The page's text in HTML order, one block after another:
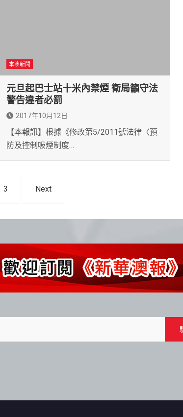
本澳新聞
元旦起巴士站十米內禁煙 衛局籲守法
警告違者必罰
2017年10月12日
【本報訊】根據《修改第5/2011號法律〈預
防及控制吸煙制度…
3 Next